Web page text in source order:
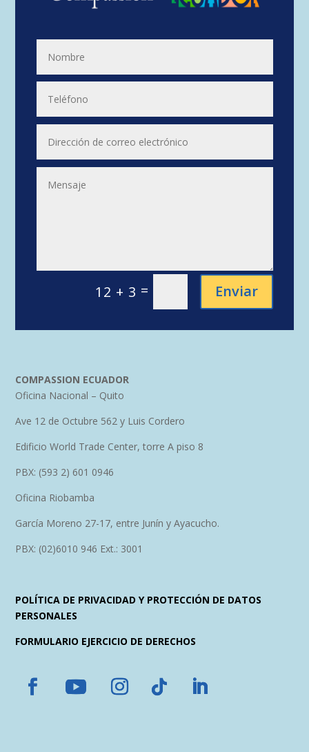
12 + 3 = Enviar
COMPASSION ECUADOR
Oficina Nacional – Quito
Ave 12 de Octubre 562 y Luis Cordero
Edificio World Trade Center, torre A piso 8
PBX: (593 2) 601 0946
Oficina Riobamba
García Moreno 27-17, entre Junín y Ayacucho.
PBX: (02)6010 946 Ext.: 3001
POLÍTICA DE PRIVACIDAD Y PROTECCIÓN DE DATOS
PERSONALES
FORMULARIO EJERCICIO DE DERECHOS